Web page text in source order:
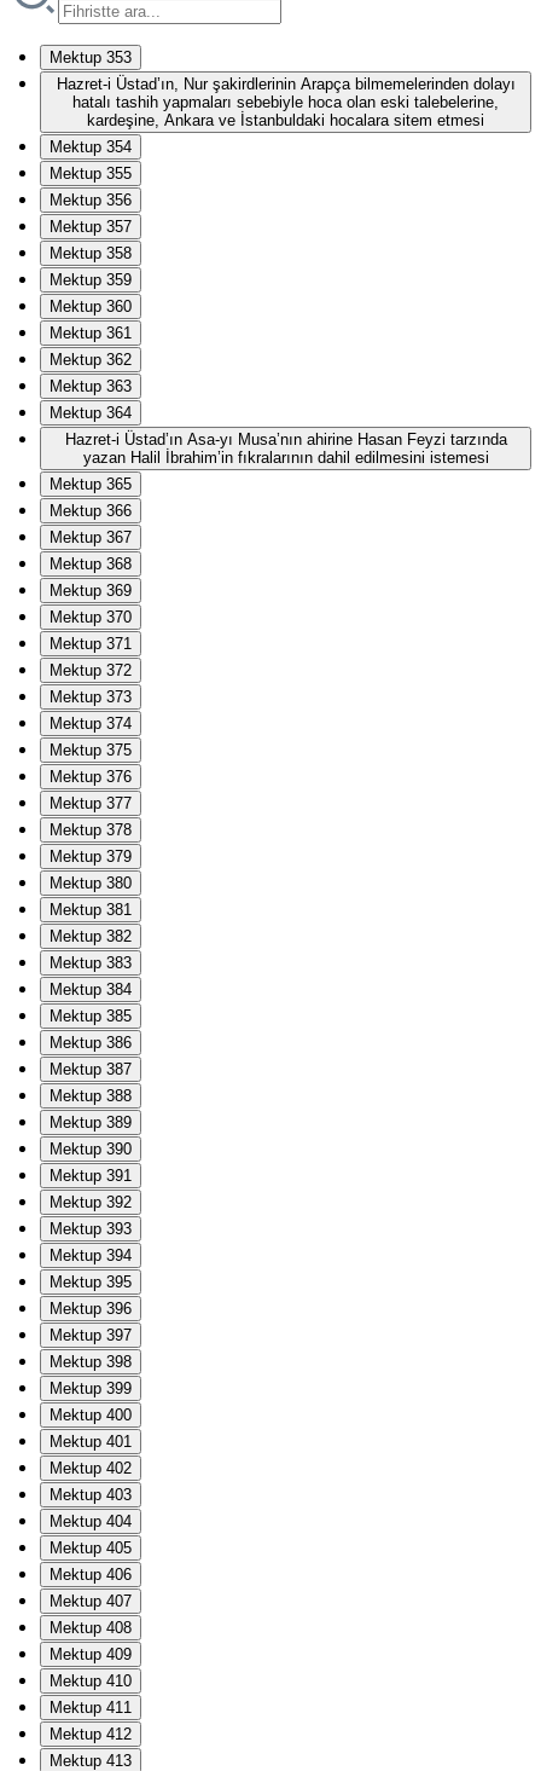
Mektup 353
Hazret-i Üstad’ın, Nur şakirdlerinin Arapça bilmemelerinden dolayı
hatalı tashih yapmaları sebebiyle hoca olan eski talebelerine,
kardeşine, Ankara ve İstanbuldaki hocalara sitem etmesi
Mektup 354
Mektup 355
Mektup 356
Mektup 357
Mektup 358
Mektup 359
Mektup 360
Mektup 361
Mektup 362
Mektup 363
Mektup 364
Hazret-i Üstad’ın Asa-yı Musa’nın ahirine Hasan Feyzi tarzında
yazan Halil İbrahim’in fıkralarının dahil edilmesini istemesi
Mektup 365
Mektup 366
Mektup 367
Mektup 368
Mektup 369
Mektup 370
Mektup 371
Mektup 372
Mektup 373
Mektup 374
Mektup 375
Mektup 376
Mektup 377
Mektup 378
Mektup 379
Mektup 380
Mektup 381
Mektup 382
Mektup 383
Mektup 384
Mektup 385
Mektup 386
Mektup 387
Mektup 388
Mektup 389
Mektup 390
Mektup 391
Mektup 392
Mektup 393
Mektup 394
Mektup 395
Mektup 396
Mektup 397
Mektup 398
Mektup 399
Mektup 400
Mektup 401
Mektup 402
Mektup 403
Mektup 404
Mektup 405
Mektup 406
Mektup 407
Mektup 408
Mektup 409
Mektup 410
Mektup 411
Mektup 412
Mektup 413